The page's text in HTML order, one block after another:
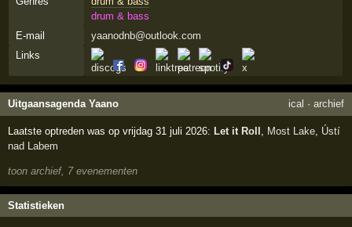
drum & bass
E-mail
yaanodnb@outlook.com
Links
Uitgaansagenda Yaano ical · archief
Laatste optreden was op vrijdag 31 juli 2026: Let it Roll Most Lake Ústí
nad Labem
toon archief, 7 evenementen
Statistieken